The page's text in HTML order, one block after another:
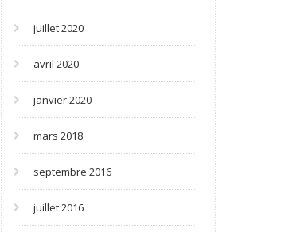
juillet 2020
avril 2020
janvier 2020
mars 2018
septembre 2016
juillet 2016